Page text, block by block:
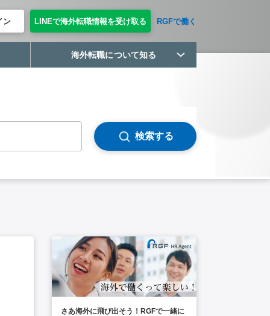
ン LINEで海外転職情報を受け取る RGFで働く
海外転職について知る
検索する
さあ海外に飛び出そう！RGFで一緒に